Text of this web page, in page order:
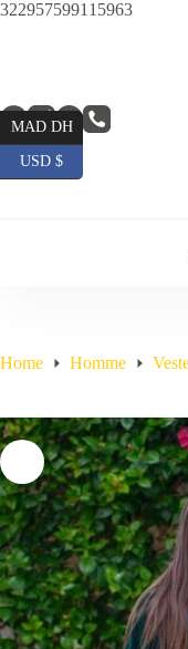
322957599115963Skip
Home Homme
MAD DH
USD $